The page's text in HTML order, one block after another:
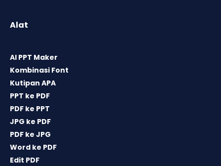
Alat
AI PPT Maker
Kombinasi Font
Kutipan APA
PPT ke PDF
PDF ke PPT
JPG ke PDF
PDF ke JPG
Word ke PDF
Edit PDF